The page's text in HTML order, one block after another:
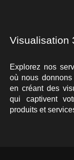
Visualisation
Explorez nos
où nous
en créant des
qui captivent
produits et